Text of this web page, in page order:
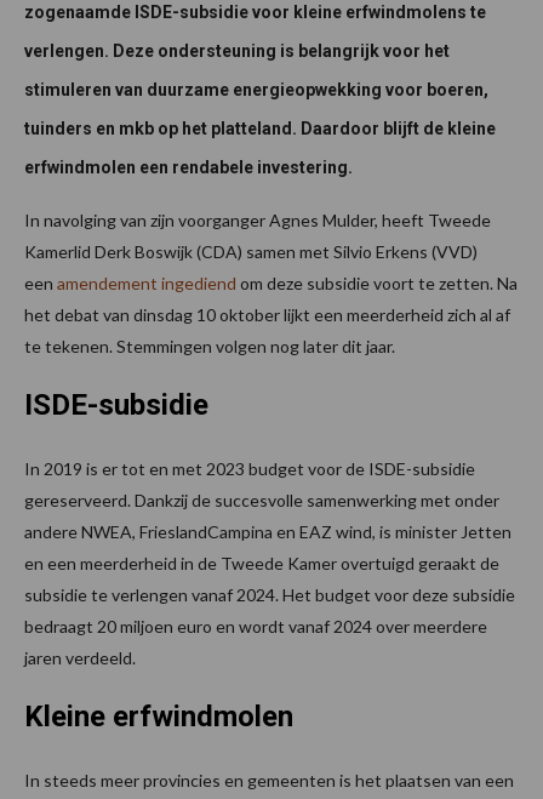
zogenaamde ISDE-subsidie voor kleine erfwindmolens te
verlengen. Deze ondersteuning is belangrijk voor het
stimuleren van duurzame energieopwekking voor boeren,
tuinders en mkb op het platteland. Daardoor blijft de kleine
erfwindmolen een rendabele investering.
In navolging van zijn voorganger Agnes Mulder, heeft Tweede
Kamerlid Derk Boswijk (CDA) samen met Silvio Erkens (VVD)
een amendement ingediend om deze subsidie voort te zetten. Na
het debat van dinsdag 10 oktober lijkt een meerderheid zich al af
te tekenen. Stemmingen volgen nog later dit jaar.
ISDE-subsidie
In 2019 is er tot en met 2023 budget voor de ISDE-subsidie
gereserveerd. Dankzij de succesvolle samenwerking met onder
andere NWEA, FrieslandCampina en EAZ wind, is minister Jetten
en een meerderheid in de Tweede Kamer overtuigd geraakt de
subsidie te verlengen vanaf 2024. Het budget voor deze subsidie
bedraagt 20 miljoen euro en wordt vanaf 2024 over meerdere
jaren verdeeld.
Kleine erfwindmolen
In steeds meer provincies en gemeenten is het plaatsen van een